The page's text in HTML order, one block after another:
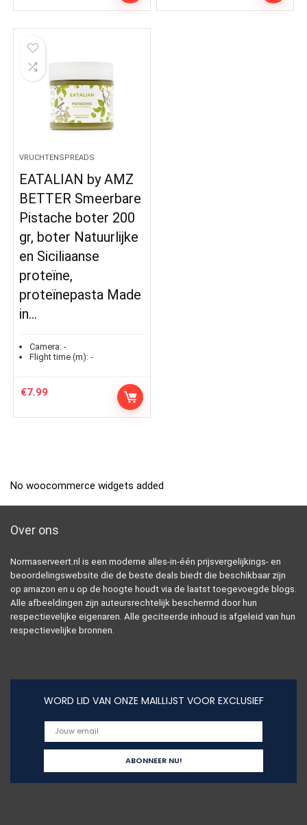
VRUCHTENSPREADS
EATALIAN by AMZ
BETTER Smeerbare
Pistache boter 200
gr, boter Natuurlijke
en Siciliaanse
proteïne,
proteïnepasta Made
in…
Camera: -
Flight time (m): -
€7.99
No woocommerce widgets added
Over ons
Normaserveert.nl is een moderne alles-in-één prijsvergelijkings- en
beoordelingswebsite die de beste deals biedt die beschikbaar zijn
op amazon en u op de hoogte houdt via de laatst toegevoegde blogs.
Alle afbeeldingen zijn auteursrechtelijk beschermd door hun
respectievelijke eigenaren. Alle geciteerde inhoud is afgeleid van hun
respectievelijke bronnen.
WORD LID VAN ONZE MAILLIJST VOOR EXCLUSIEF